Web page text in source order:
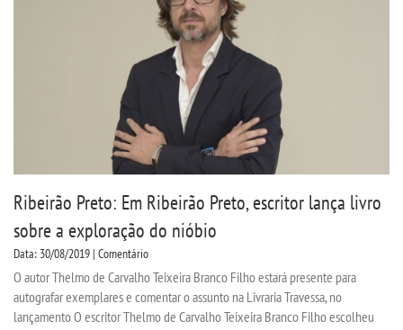
Ribeirão Preto: Em Ribeirão Preto, escritor lança livro
sobre a exploração do nióbio
Data: 30/08/2019 | Comentário
O autor Thelmo de Carvalho Teixeira Branco Filho estará presente para
autografar exemplares e comentar o assunto na Livraria Travessa, no
lançamento O escritor Thelmo de Carvalho Teixeira Branco Filho escolheu